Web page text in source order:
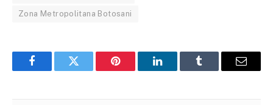
Zona Metropolitana Botosani
FacebookTwitter Pinterest LinkedInTumblr Email